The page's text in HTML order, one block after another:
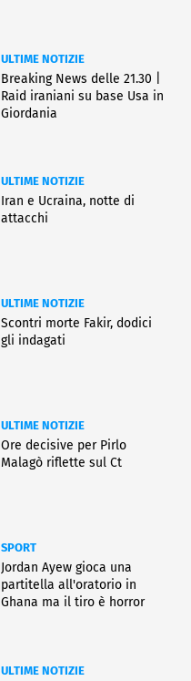
ULTIME NOTIZIE
Breaking News delle 21.30 |
Raid iraniani su base Usa in
Giordania
ULTIME NOTIZIE
Iran e Ucraina, notte di
attacchi
ULTIME NOTIZIE
Scontri morte Fakir, dodici
gli indagati
ULTIME NOTIZIE
Ore decisive per Pirlo
Malagò riflette sul Ct
SPORT
Jordan Ayew gioca una
partitella all'oratorio in
Ghana ma il tiro è horror
ULTIME NOTIZIE